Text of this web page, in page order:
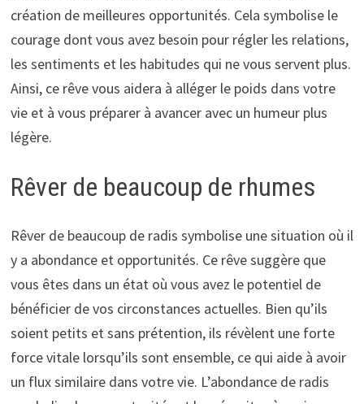
création de meilleures opportunités. Cela symbolise le
courage dont vous avez besoin pour régler les relations,
les sentiments et les habitudes qui ne vous servent plus.
Ainsi, ce rêve vous aidera à alléger le poids dans votre
vie et à vous préparer à avancer avec un humeur plus
légère.
Rêver de beaucoup de rhumes
Rêver de beaucoup de radis symbolise une situation où il
y a abondance et opportunités. Ce rêve suggère que
vous êtes dans un état où vous avez le potentiel de
bénéficier de vos circonstances actuelles. Bien qu’ils
soient petits et sans prétention, ils révèlent une forte
force vitale lorsqu’ils sont ensemble, ce qui aide à avoir
un flux similaire dans votre vie. L’abondance de radis